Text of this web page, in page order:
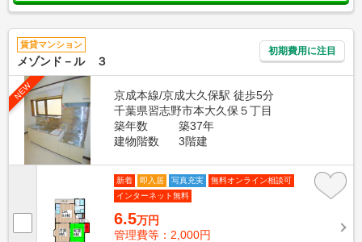
賃貸マンション
メゾンド－ル ３
初期費用に注目
NEW
京成本線/京成大久保駅 徒歩5分
千葉県習志野市本大久保５丁目
築年数
築37年
建物階数
3階建
新着 即入居 写真充実
無料オンライン相談可
インターネット無料
6.5万円
管理費等：2,000円